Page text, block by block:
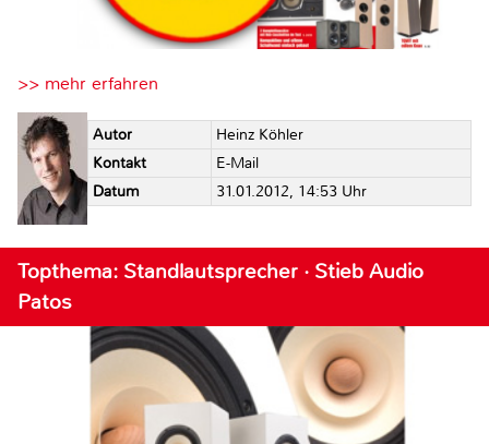
>> mehr erfahren
Autor
Heinz Köhler
Kontakt
E-Mail
Datum
31.01.2012, 14:53 Uhr
Topthema: Standlautsprecher · Stieb Audio
Patos